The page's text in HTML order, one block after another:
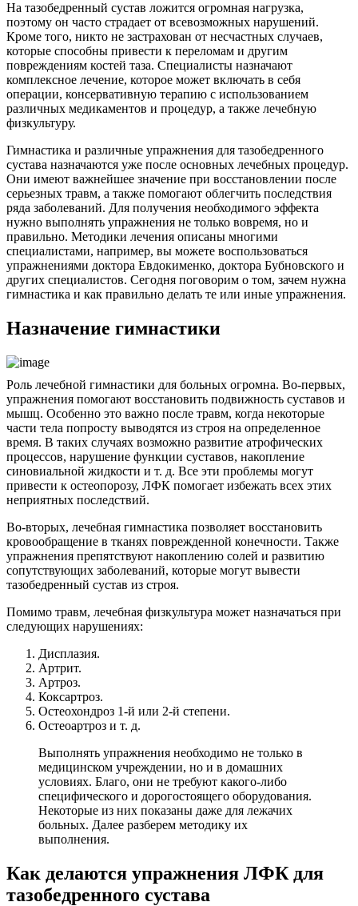
На тазобедренный сустав ложится огромная нагрузка,
поэтому он часто страдает от всевозможных нарушений.
Кроме того, никто не застрахован от несчастных случаев,
которые способны привести к переломам и другим
повреждениям костей таза. Специалисты назначают
комплексное лечение, которое может включать в себя
операции, консервативную терапию с использованием
различных медикаментов и процедур, а также лечебную
физкультуру.
Гимнастика и различные упражнения для тазобедренного
сустава назначаются уже после основных лечебных процедур.
Они имеют важнейшее значение при восстановлении после
серьезных травм, а также помогают облегчить последствия
ряда заболеваний. Для получения необходимого эффекта
нужно выполнять упражнения не только вовремя, но и
правильно. Методики лечения описаны многими
специалистами, например, вы можете воспользоваться
упражнениями доктора Евдокименко, доктора Бубновского и
других специалистов. Сегодня поговорим о том, зачем нужна
гимнастика и как правильно делать те или иные упражнения.
Назначение гимнастики
Роль лечебной гимнастики для больных огромна. Во-первых,
упражнения помогают восстановить подвижность суставов и
мышц. Особенно это важно после травм, когда некоторые
части тела попросту выводятся из строя на определенное
время. В таких случаях возможно развитие атрофических
процессов, нарушение функции суставов, накопление
синовиальной жидкости и т. д. Все эти проблемы могут
привести к остеопорозу, ЛФК помогает избежать всех этих
неприятных последствий.
Во-вторых, лечебная гимнастика позволяет восстановить
кровообращение в тканях поврежденной конечности. Также
упражнения препятствуют накоплению солей и развитию
сопутствующих заболеваний, которые могут вывести
тазобедренный сустав из строя.
Помимо травм, лечебная физкультура может назначаться при
следующих нарушениях:
Дисплазия.
Артрит.
Артроз.
Коксартроз.
Остеохондроз 1-й или 2-й степени.
Остеоартроз и т. д.
Выполнять упражнения необходимо не только в
медицинском учреждении, но и в домашних
условиях. Благо, они не требуют какого-либо
специфического и дорогостоящего оборудования.
Некоторые из них показаны даже для лежачих
больных. Далее разберем методику их
выполнения.
Как делаются упражнения ЛФК для
тазобедренного сустава